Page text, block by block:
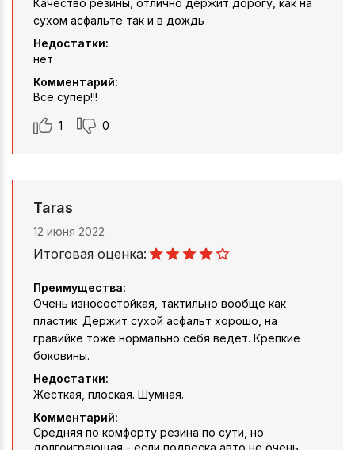
Качество резины, отлично держит дорогу, как на
сухом асфальте так и в дождь
Недостатки:
нет
Комментарий:
Все супер!!!
1 0
Taras
12 июня 2022
Итоговая оценка:
Преимущества:
Очень износостойкая, тактильно вообще как
пластик. Держит сухой асфальт хорошо, на
гравийке тоже нормально себя ведет. Крепкие
боковины.
Недостатки:
Жесткая, плоская. Шумная.
Комментарий:
Средняя по комфорту резина по сути, но
долгоиграющая - если подвеска авто не очень